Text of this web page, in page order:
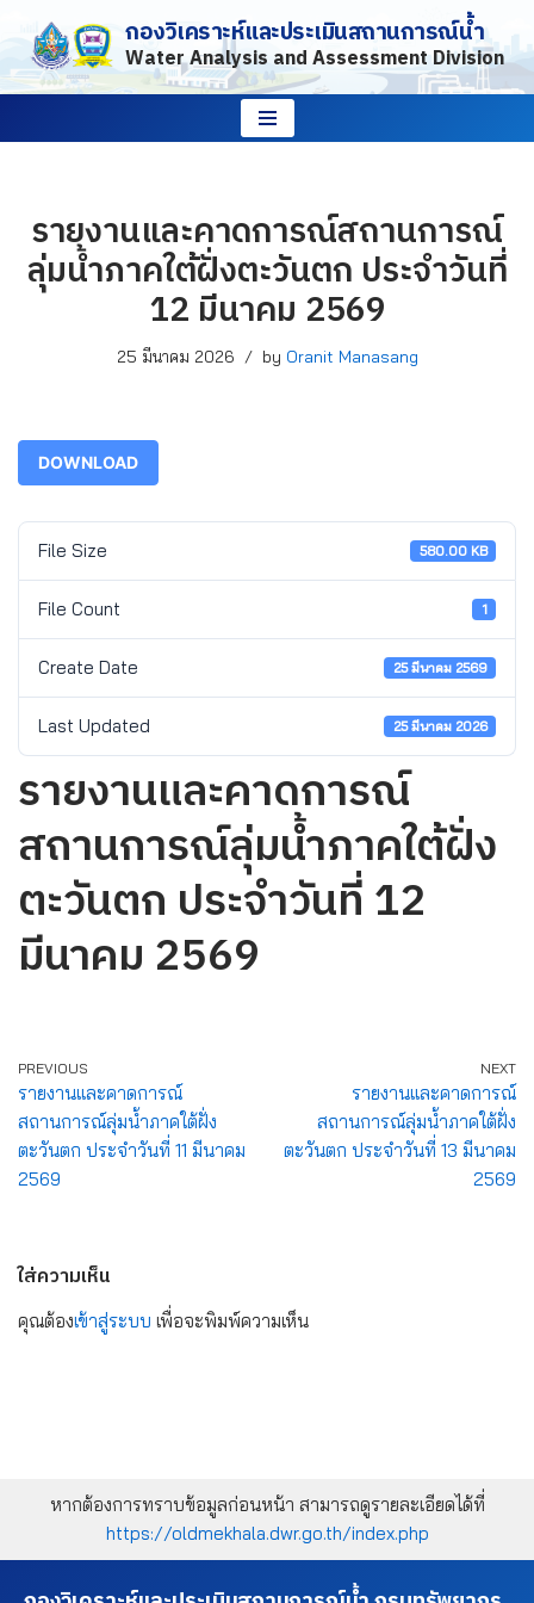
Skip
to
กองวิเคราะห์และประเมินสถานการณ์น้ำ
Water Analysis and Assessment Division
รายงานและคาดการณ์สถานการณ์
ลุ่มน้ำภาคใต้ฝั่งตะวันตก ประจำวันที่
12 มีนาคม 2569
25 มีนาคม 2026 by Oranit Manasang
DOWNLOAD
File Size 580.00 KB
File Count 1
Create Date 25 มีนาคม 2569
Last Updated 25 มีนาคม 2026
รายงานและคาดการณ์
สถานการณ์ลุ่มน้ำภาคใต้ฝั่ง
ตะวันตก ประจำวันที่ 12
มีนาคม 2569
PREVIOUS
รายงานและคาดการณ์
สถานการณ์ลุ่มน้ำภาคใต้ฝั่ง
ตะวันตก ประจำวันที่ 11 มีนาคม
2569
NEXT
รายงานและคาดการณ์
สถานการณ์ลุ่มน้ำภาคใต้ฝั่ง
ตะวันตก ประจำวันที่ 13 มีนาคม
2569
ใส่ความเห็น
คุณต้องเข้าสู่ระบบ เพื่อจะพิมพ์ความเห็น
หากต้องการทราบข้อมูลก่อนหน้า สามารถดูรายละเอียดได้ที่
https://oldmekhala.dwr.go.th/index.php